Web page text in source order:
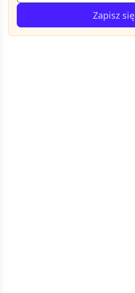
Zapisz się